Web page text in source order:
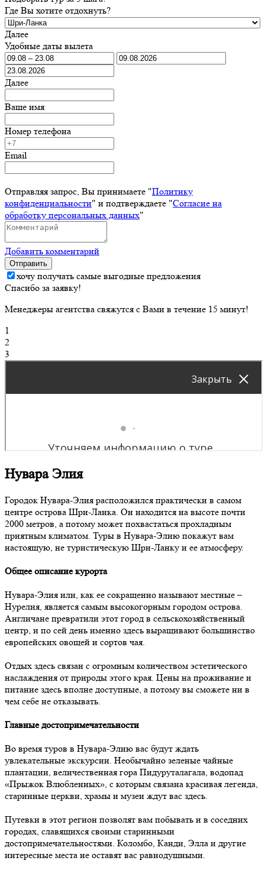
Где Вы хотите отдохнуть?
Далее
Удобные даты вылета
Далее
Ваше имя
Номер телефона
Email
Отправляя запрос, Вы принимаете "Политику
конфиденциальности" и подтверждаете "Согласие на
обработку персональных данных"
Добавить комментарий
Отправить
хочу получать самые выгодные предложения
Спасибо за заявку!
Менеджеры агентства свяжутся с Вами в течение 15 минут!
1
2
3
Нувара Элия
Городок Нувара-Элия расположился практически в самом
центре острова Шри-Ланка. Он находится на высоте почти
2000 метров, а потому может похвастаться прохладным
приятным климатом. Туры в Нувара-Элию покажут вам
настоящую, не туристическую Шри-Ланку и ее атмосферу.
Общее описание курорта
Нувара-Элия или, как ее сокращенно называют местные –
Нурелия, является самым высокогорным городом острова.
Англичане превратили этот город в сельскохозяйственный
центр, и по сей день именно здесь выращивают большинство
европейских овощей и сортов чая.
Отдых здесь связан с огромным количеством эстетического
наслаждения от природы этого края. Цены на проживание и
питание здесь вполне доступные, а потому вы сможете ни в
чем себе не отказывать.
Главные достопримечательности
Во время туров в Нувара-Элию вас будут ждать
увлекательные экскурсии. Необычайно зеленые чайные
плантации, величественная гора Пидуруталагала, водопад
«Прыжок Влюбленных», с которым связана красивая легенда,
старинные церкви, храмы и музеи ждут вас здесь.
Путевки в этот регион позволят вам побывать и в соседних
городах, славящихся своими старинными
достопримечательностями. Коломбо, Канди, Элла и другие
интересные места не оставят вас равнодушными.